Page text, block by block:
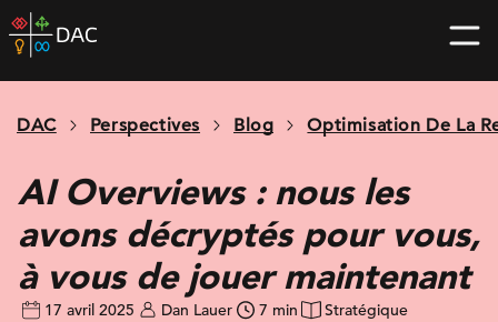
Skip
to
home
DAC Perspectives Blog Optimisation De La
AI Overviews : nous les
avons décryptés pour vous,
à vous de jouer maintenant
17 avril 2025 Dan Lauer 7 min Stratégique